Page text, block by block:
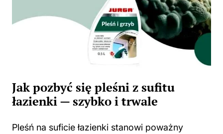
Jak pozbyć się pleśni z sufitu
łazienki — szybko i trwale
Pleśń na suficie łazienki stanowi poważny